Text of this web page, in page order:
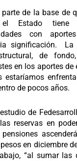
parte de la base de
el Estado tiene
con
significación. La
de
en los aportes de
estaríamos
de pocos años.
de
reservas en
en diciembre
“al sumar las